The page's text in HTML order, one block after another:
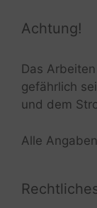
Achtung!
Das
gefährlich
und dem
Alle